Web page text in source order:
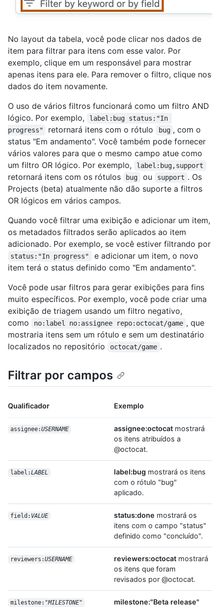
No layout da tabela, você pode clicar nos dados de
item para filtrar para itens com esse valor. Por
exemplo, clique em um responsável para mostrar
apenas itens para ele. Para remover o filtro, clique nos
dados do item novamente.
O uso de vários filtros funcionará como um filtro AND
lógico. Por exemplo,
label:bug status:"In
progress"
retornará itens com o rótulo bug , com o
status "Em andamento". Você também pode fornecer
vários valores para que o mesmo campo atue como
um filtro OR lógico. Por exemplo,
label:bug,support
retornará itens com os rótulos bug ou support . Os
Projects (beta) atualmente não dão suporte a filtros
OR lógicos em vários campos.
Quando você filtrar uma exibição e adicionar um item,
os metadados filtrados serão aplicados ao item
adicionado. Por exemplo, se você estiver filtrando por
status:"In progress"
e adicionar um item, o novo
item terá o status definido como "Em andamento".
Você pode usar filtros para gerar exibições para fins
muito específicos. Por exemplo, você pode criar uma
exibição de triagem usando um filtro negativo,
como
no:label no:assignee repo:octocat/game , que
mostraria itens sem um rótulo e sem um destinatário
localizados no repositório
octocat/game .
Filtrar por campos
Qualificador Exemplo
assignee:USERNAME assignee:octocat mostrará
os itens atribuídos a
@octocat.
label:LABEL label:bug mostrará os itens
com o rótulo "bug"
aplicado.
field: VALUE status:done mostrará os
itens com o campo "status"
definido como "concluído".
reviewers:USERNAME reviewers:octocat mostrará
os itens que foram
revisados por @octocat.
milestone:"MILESTONE"
milestone:"Beta release"